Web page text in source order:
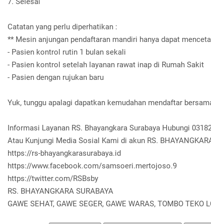
Catatan yang perlu diperhatikan :
** Mesin anjungan pendaftaran mandiri hanya dapat
- Pasien kontrol rutin 1 bulan sekali
- Pasien kontrol setelah layanan rawat inap di Rumah Sakit
- Pasien dengan rujukan baru
Yuk, tunggu apalagi dapatkan kemudahan mendaftar
Informasi Layanan RS. Bhayangkara Surabaya Hubungi
Atau Kunjungi Media Sosial Kami di akun RS.
https://rs-bhayangkarasurabaya.id
https://www.facebook.com/samsoeri.mertojoso.9
https://twitter.com/RSBsby
RS. BHAYANGKARA SURABAYA
GAWE SEHAT, GAWE SEGER, GAWE WARAS, TOMBO TEKO